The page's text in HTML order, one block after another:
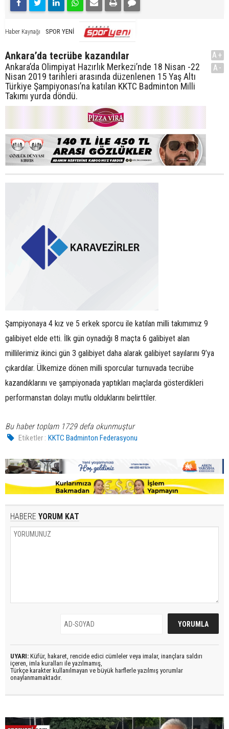
Haber Kaynağı SPOR YENİ
Ankara’da tecrübe kazandılar
Ankara’da Olimpiyat Hazırlık Merkezi’nde 18 Nisan -22
Nisan 2019 tarihleri arasında düzenlenen 15 Yaş Altı
Türkiye Şampiyonası’na katılan KKTC Badminton Milli
Takımı yurda döndü.
A+
A-
Şampiyonaya 4 kız ve 5 erkek sporcu ile katılan milli takımımız 9
galibiyet elde etti. İlk gün oynadığı 8 maçta 6 galibiyet alan
millilerimiz ikinci gün 3 galibiyet daha alarak galibiyet sayılarını 9’ya
çıkardılar. Ülkemize dönen milli sporcular turnuvada tecrübe
kazandıklarını ve şampiyonada yaptıkları maçlarda gösterdikleri
performanstan dolayı mutlu olduklarını belirttiler.
Bu haber toplam 1729 defa okunmuştur
Etiketler : KKTC Badminton Federasyonu
HABERE YORUM KAT
UYARI: Küfür, hakaret, rencide edici cümleler veya imalar, inançlara saldırı
içeren, imla kuralları ile yazılmamış,
Türkçe karakter kullanılmayan ve büyük harflerle yazılmış yorumlar
onaylanmamaktadır.